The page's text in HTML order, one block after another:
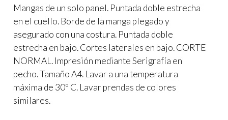
Mangas de un solo panel. Puntada doble estrecha
en el cuello. Borde de la manga plegado y
asegurado con una costura. Puntada doble
estrecha en bajo. Cortes laterales en bajo. CORTE
NORMAL. Impresión mediante Serigrafía en
pecho. Tamaño A4. Lavar a una temperatura
máxima de 30º C. Lavar prendas de colores
similares.